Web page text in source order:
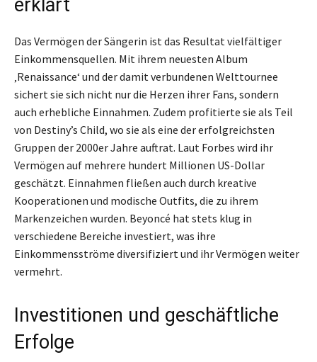
erklärt
Das Vermögen der Sängerin ist das Resultat vielfältiger
Einkommensquellen. Mit ihrem neuesten Album
‚Renaissance‘ und der damit verbundenen Welttournee
sichert sie sich nicht nur die Herzen ihrer Fans, sondern
auch erhebliche Einnahmen. Zudem profitierte sie als Teil
von Destiny’s Child, wo sie als eine der erfolgreichsten
Gruppen der 2000er Jahre auftrat. Laut Forbes wird ihr
Vermögen auf mehrere hundert Millionen US-Dollar
geschätzt. Einnahmen fließen auch durch kreative
Kooperationen und modische Outfits, die zu ihrem
Markenzeichen wurden. Beyoncé hat stets klug in
verschiedene Bereiche investiert, was ihre
Einkommensströme diversifiziert und ihr Vermögen weiter
vermehrt.
Investitionen und geschäftliche
Erfolge